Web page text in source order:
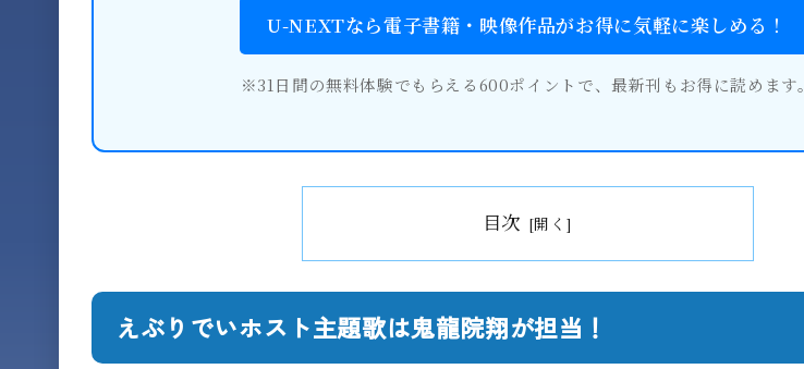
U-NEXTなら電子書籍・映像作品がお得に気軽に楽しめる！
※31日間の無料体験でもらえる600ポイントで、最新刊もお得に読めます。
目次
えぶりでいホスト主題歌は鬼龍院翔が担当！